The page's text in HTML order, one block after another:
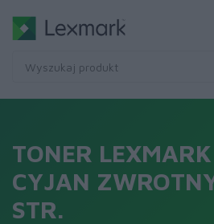
TONER
CYJAN
STR.